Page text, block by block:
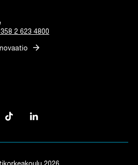
2 623 4800
arrow_forward
uuteen välilehteen
avautuu uuteen välilehteen
Linkki avautuu uuteen välilehteen
TikTok, Linkki avautuu uuteen välilehteen
LinkedIn, Linkki avautuu uuteen